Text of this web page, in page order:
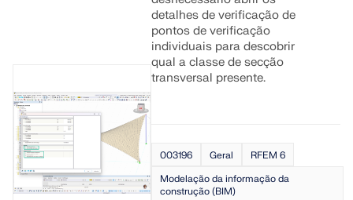
detalhes de verificação de
pontos de verificação
individuais para descobrir
qual a classe de secção
transversal presente.
003196 Geral
RFEM 6
Modelação da informação da
construção (BIM)